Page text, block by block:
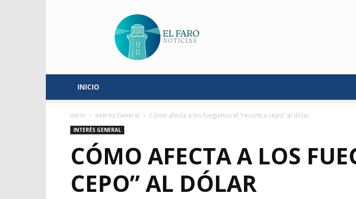
Faro
Noticias
INICIO
Inicio Interés General Cómo afecta a los fueguinos el “recontra cepo” al dólar
INTERÉS GENERAL
CÓMO AFECTA A LOS
CEPO” AL DÓLAR